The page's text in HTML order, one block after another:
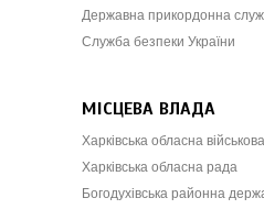
Державна прикордонна
Служба безпеки України
МІСЦЕВА ВЛАДА
Харківська обласна
Харківська обласна рада
Богодухівська районна